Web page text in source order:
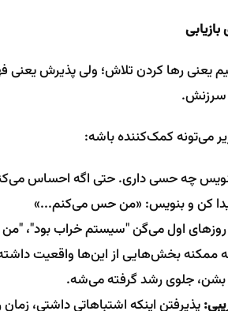
یعنی رها کردن تلاش؛ ولی پذیرش
سرزنش.
می‌تونه کمک‌کننده باشه:
چه حسی داری. حتی اگه احساس
کن و بنویس: «من حس می‌کنم...»
اول می‌گن "سیستم خراب بود"، "من
ممکنه بخش‌هایی از این‌ها واقعیت
بشن، جلوی رشد گرفته می‌شه.
پذیرفتن اینکه اشتباهاتی داشتی،